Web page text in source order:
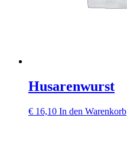
Husarenwurst
€ 16,10 In den Warenkorb